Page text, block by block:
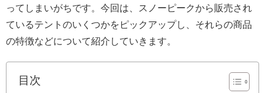
ってしまいがちです。今回は、スノーピークから販売され
ているテントのいくつかをピックアップし、それらの商品
の特徴などについて紹介していきます。
目次